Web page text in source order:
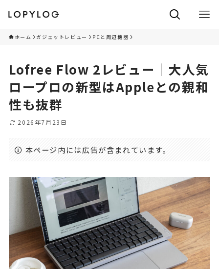
ホーム ガジェットレビュー PCと周辺機器
Lofree Flow 2レビュー｜大人気
ロープロの新型はAppleとの親和
性も抜群
2026年7月23日
本ページ内には広告が含まれています。